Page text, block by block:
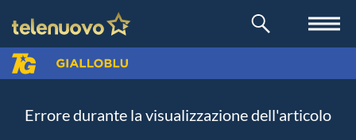
Errore durante la visualizzazione dell'articolo